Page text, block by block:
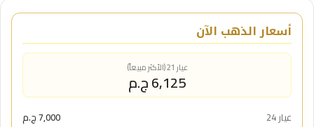
أسعار الذهب الآن
عيار 21 (الأكثر مبيعاً)
6,125 ج.م
عيار 24
7,000 ج.م